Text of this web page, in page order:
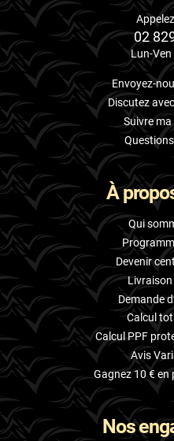
02
Lun-Ven
Envoyez-
Discutez
Suivre
À
Qui
Devenir
Demande
Calcul
Calcul PPF
Avis
Gagnez 10 €
Nos